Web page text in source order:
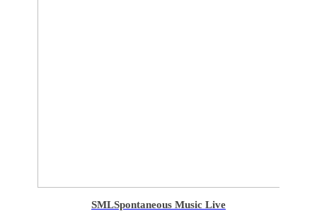
SMLSpontaneous Music Live